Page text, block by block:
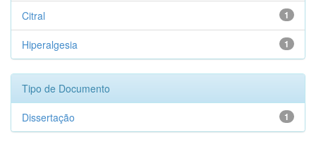
1
Citral
1
Hiperalgesia
Tipo de Documento
1
Dissertação